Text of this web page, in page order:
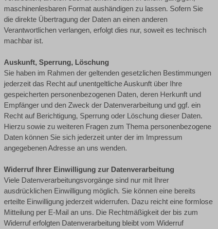
maschinenlesbaren Format aushändigen zu lassen. Sofern Sie
die direkte Übertragung der Daten an einen anderen
Verantwortlichen verlangen, erfolgt dies nur, soweit es technisch
machbar ist.
Auskunft, Sperrung, Löschung
Sie haben im Rahmen der geltenden gesetzlichen Bestimmungen
jederzeit das Recht auf unentgeltliche Auskunft über Ihre
gespeicherten personenbezogenen Daten, deren Herkunft und
Empfänger und den Zweck der Datenverarbeitung und ggf. ein
Recht auf Berichtigung, Sperrung oder Löschung dieser Daten.
Hierzu sowie zu weiteren Fragen zum Thema personenbezogene
Daten können Sie sich jederzeit unter der im Impressum
angegebenen Adresse an uns wenden.
Widerruf Ihrer Einwilligung zur Datenverarbeitung
Viele Datenverarbeitungsvorgänge sind nur mit Ihrer
ausdrücklichen Einwilligung möglich. Sie können eine bereits
erteilte Einwilligung jederzeit widerrufen. Dazu reicht eine formlose
Mitteilung per E-Mail an uns. Die Rechtmäßigkeit der bis zum
Widerruf erfolgten Datenverarbeitung bleibt vom Widerruf